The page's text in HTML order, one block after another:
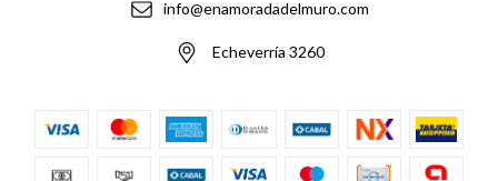
info@enamoradadelmuro.com
Echeverría 3260